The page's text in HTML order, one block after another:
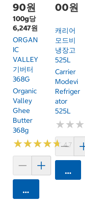
90원
100g당
6,247원
ORGAN
IC
VALLEY
기버터
368G
Organic
Valley
Ghee
Butter
368g
★★★★★
★★★★★4.7 (3)
카트에 담기
00원
캐리어
모드비
냉장고
525L
Carrier
Modevi
Refriger
Ator
525L
★★★
★★★
카트